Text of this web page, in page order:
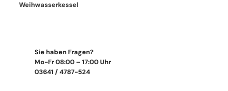
Weihwasserkessel
Sie haben Fragen?
Mo-Fr 08:00 – 17:00 Uhr
03641 / 4787-524